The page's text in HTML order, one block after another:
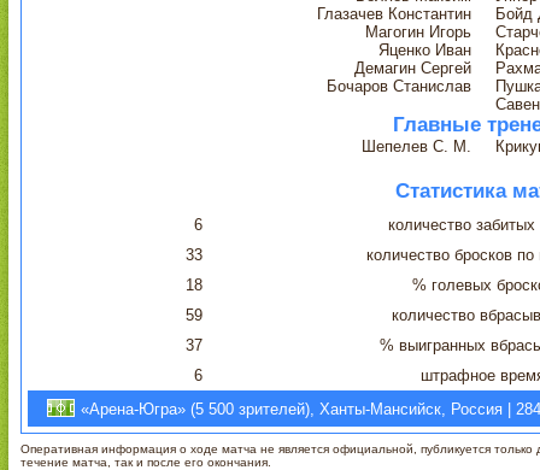
Глазачев Константин
Бойд
Магогин Игорь
Яценко Иван
Демагин Сергей
Бочаров Станислав
Главные
Шепелев С. М.
Статистика
6
количество
33
количество бросков по
18
% голевых
59
количество
37
% выигранных
6
штрафное
«Арена-Югра» (5 500 зрителей), Ханты-Мансийск, Россия |
Оперативная информация о ходе матча не является официальной, публикуется только
течение матча, так и после его окончания.